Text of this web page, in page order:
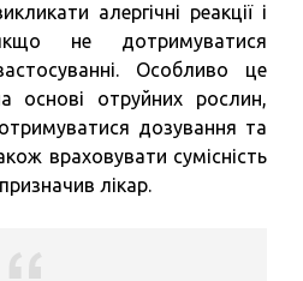
алергічні реакції і
не дотримуватися
Особливо це
основі отруйних рослин,
дозування та
враховувати сумісність
лікар.